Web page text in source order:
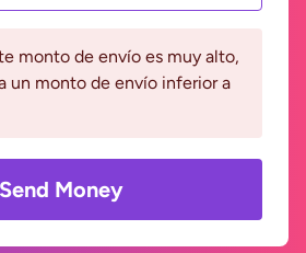
monto de envío es muy alto,
un monto de envío inferior a
Send Money